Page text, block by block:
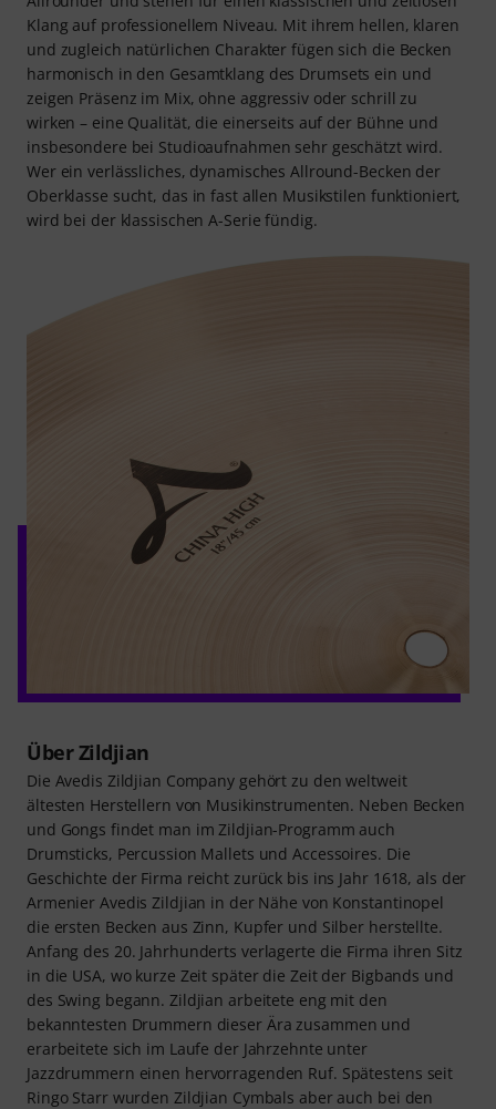
Klang auf professionellem Niveau. Mit ihrem hellen, klaren
und zugleich natürlichen Charakter fügen sich die Becken
harmonisch in den Gesamtklang des Drumsets ein und
zeigen Präsenz im Mix, ohne aggressiv oder schrill zu
wirken – eine Qualität, die einerseits auf der Bühne und
insbesondere bei Studioaufnahmen sehr geschätzt wird.
Wer ein verlässliches, dynamisches Allround-Becken der
Oberklasse sucht, das in fast allen Musikstilen funktioniert,
wird bei der klassischen A-Serie fündig.
Über Zildjian
Die Avedis Zildjian Company gehört zu den weltweit
ältesten Herstellern von Musikinstrumenten. Neben Becken
und Gongs findet man im Zildjian-Programm auch
Drumsticks, Percussion Mallets und Accessoires. Die
Geschichte der Firma reicht zurück bis ins Jahr 1618, als der
Armenier Avedis Zildjian in der Nähe von Konstantinopel
die ersten Becken aus Zinn, Kupfer und Silber herstellte.
Anfang des 20. Jahrhunderts verlagerte die Firma ihren Sitz
in die USA, wo kurze Zeit später die Zeit der Bigbands und
des Swing begann. Zildjian arbeitete eng mit den
bekanntesten Drummern dieser Ära zusammen und
erarbeitete sich im Laufe der Jahrzehnte unter
Jazzdrummern einen hervorragenden Ruf. Spätestens seit
Ringo Starr wurden Zildjian Cymbals aber auch bei den